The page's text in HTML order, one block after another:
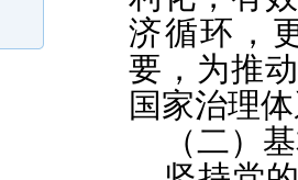
济循环，
要，为推
国家治理
（二）